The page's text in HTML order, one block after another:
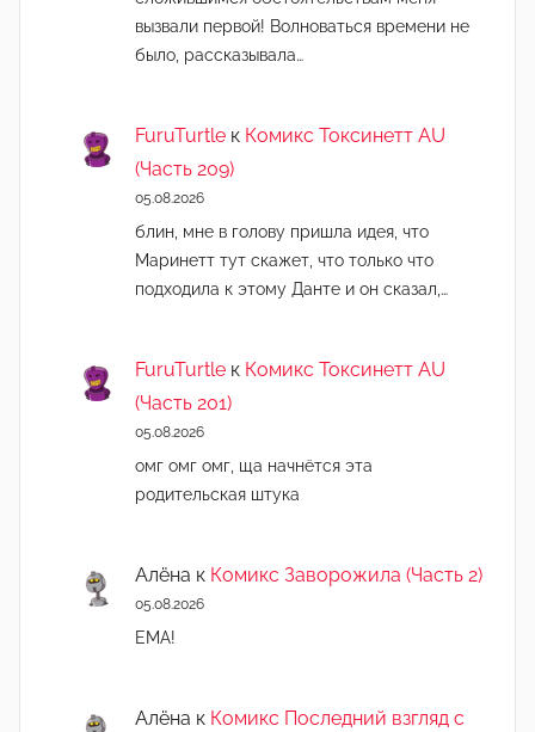
вызвали первой! Волноваться времени не
было, рассказывала…
FuruTurtle к Комикс Токсинетт AU
(Часть 209)
05.08.2026
блин, мне в голову пришла идея, что
Маринетт тут скажет, что только что
подходила к этому Данте и он сказал,…
FuruTurtle к Комикс Токсинетт AU
(Часть 201)
05.08.2026
омг омг омг, ща начнëтся эта
родительская штука
Алёна к Комикс Заворожила (Часть 2)
05.08.2026
ЕМА!
Алёна к Комикс Последний взгляд с